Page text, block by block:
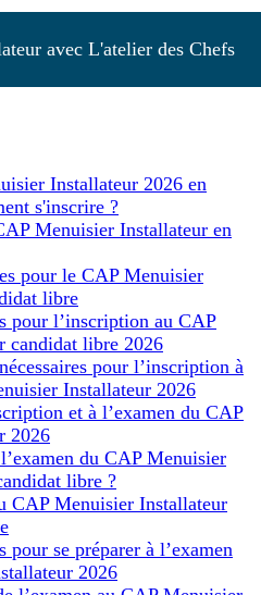
avec L'atelier des Chefs
Installateur 2026 en
s'inscrire ?
Menuisier Installateur en
pour le CAP Menuisier
libre
pour l’inscription au CAP
candidat libre 2026
pour l’inscription à
Installateur 2026
et à l’examen du CAP
2026
du CAP Menuisier
libre ?
CAP Menuisier Installateur
pour se préparer à l’examen
2026